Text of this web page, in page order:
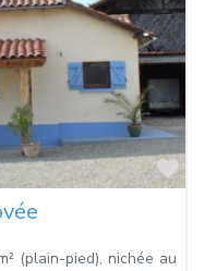
(plain-pied), nichée au